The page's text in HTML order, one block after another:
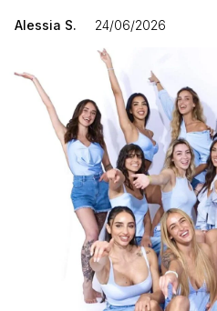
Alessia S. 24/06/2026